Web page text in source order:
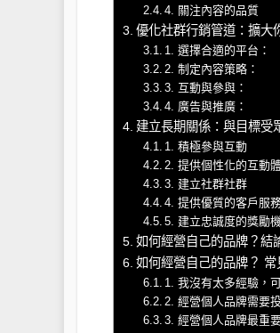
4. 關注內容的品質
優化社群行銷管道：擴大
1. 選擇合適的平台：
2. 制定內容策略：
3. 互動與參與：
4. 廣告與推廣：
建立長期關係：與目標受
1. 積極參與互動
2. 提供個性化的互動
3. 建立社群社群
4. 提供優質的客戶服
5. 建立忠誠度的獎勵
如何經營自己的品牌？結
如何經營自己的品牌？
1. 我沒有太多經驗，
2. 經營個人品牌需要
3. 經營個人品牌最重